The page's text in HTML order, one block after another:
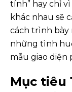
tính” hay chỉ
khác nhau sẽ
cách trình bày
những tình
mẫu giao diện
Mục tiêu